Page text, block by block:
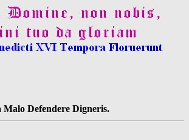
Defendere Digneris.